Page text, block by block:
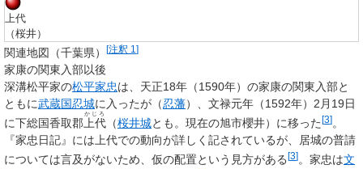
上代
（桜井）
関連地図（千葉県） [注釈 1 ]
家康の関東入部以後
深溝松平家の松平家忠は、天正18年（1590年）の家康の関東入部と
ともに武蔵国忍城に入ったが（忍藩）、文禄元年（1592年）2月19日
に下総国香取郡上代
かじろ
（桜井城とも。現在の旭市櫻井）に移った [3]。
『家忠日記』には上代での動向が詳しく記されているが、居城の普請
については言及がないため、仮の配置という見方がある [3]。家忠は文